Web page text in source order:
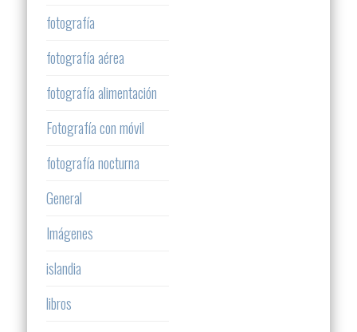
fotografía
fotografía aérea
fotografía alimentación
Fotografía con móvil
fotografía nocturna
General
Imágenes
islandia
libros